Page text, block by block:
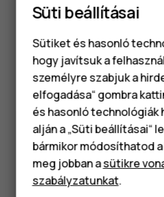
Klasszikus
Tartozékok
Táblagépek
Got
Látogasson el
központunkba
és támogatás.
Süti beállításai
Sütiket és hasonló
hogy javítsuk a
személyre szabjuk a
elfogadása“ gombra
és hasonló technológiák
alján a „Süti beállításai“
bármikor módosíthatod
meg jobban asütikre
szabályzatunkat.